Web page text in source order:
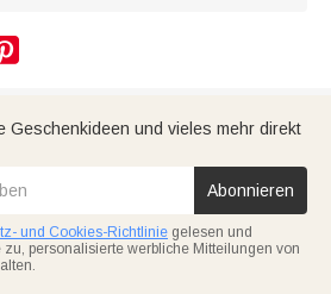
Geschenkideen und vieles mehr direkt
Abonnieren
und Cookies-Richtlinie gelesen und
personalisierte werbliche Mitteilungen von